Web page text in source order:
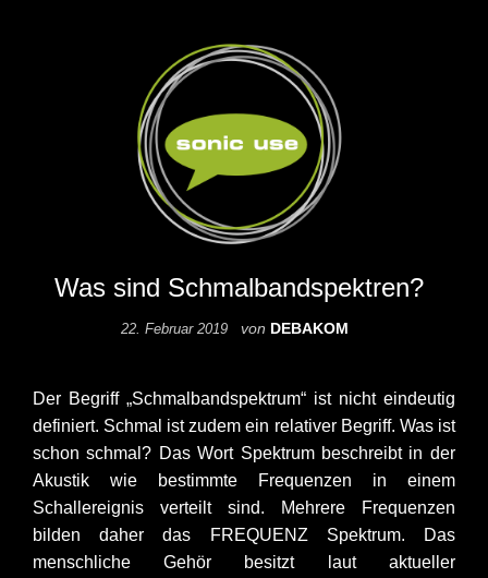
Was sind Schmalbandspektren?
22. Februar 2019 von DEBAKOM
Der Begriff „Schmalbandspektrum“ ist nicht eindeutig
definiert. Schmal ist zudem ein relativer Begriff. Was ist
schon schmal? Das Wort Spektrum beschreibt in der
Akustik wie bestimmte Frequenzen in einem
Schallereignis verteilt sind. Mehrere Frequenzen
bilden daher das FREQUENZ Spektrum. Das
menschliche Gehör besitzt laut aktueller